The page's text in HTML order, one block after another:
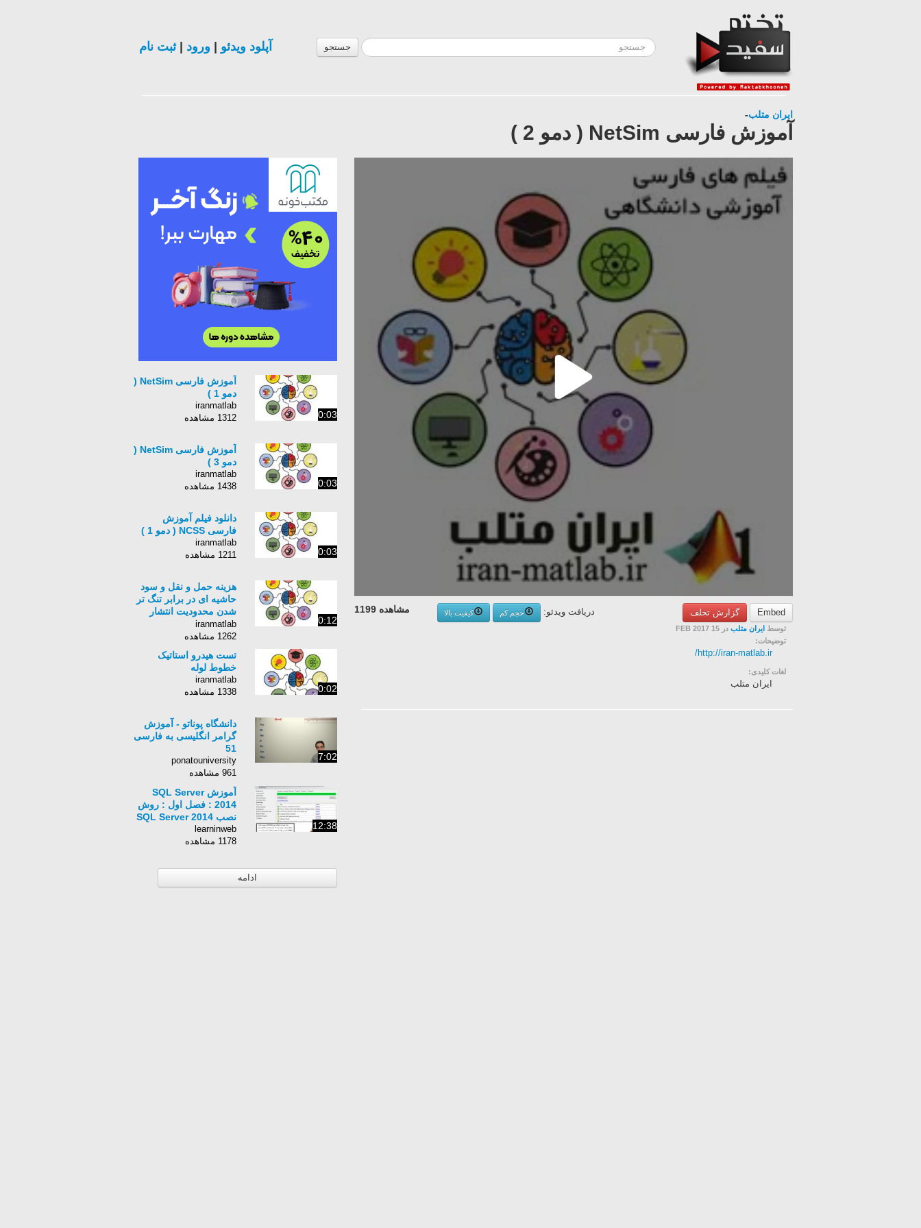
جستجو آپلود ویدئو ورود |ثبت نام
ایران متلب-
آموزش فارسی NetSim ( دمو 2 )
Embed گزارش تخلف مشاهده 1199 دریافت ویدئو: حجم کم
کیفیت بالا
توسط ایران متلب در 15 FEB 2017
توضیحات:
http://iran-matlab.ir/
لغات کلیدی:
ایران متلب
0:03
آموزش فارسی NetSim (
دمو 1 )
iranmatlab
1312 مشاهده
0:03
آموزش فارسی NetSim (
دمو 3 )
iranmatlab
1438 مشاهده
0:03
دانلود فیلم آموزش
فارسی NCSS ( دمو 1 )
iranmatlab
1211 مشاهده
0:12
هزینه حمل و نقل و سود
حاشیه ای در برابر تنگ تر
شدن محدودیت انتشار
گازهای گلخانه ای
iranmatlab
1262 مشاهده
0:02
تست هیدرو استاتیک
خطوط لوله
iranmatlab
1338 مشاهده
7:02
دانشگاه پوناتو - آموزش
گرامر انگلیسی به فارسی
51
ponatouniversity
961 مشاهده
12:38
آموزش SQL Server
2014 : فصل اول : روش
نصب SQL Server 2014
learninweb
1178 مشاهده
ادامه